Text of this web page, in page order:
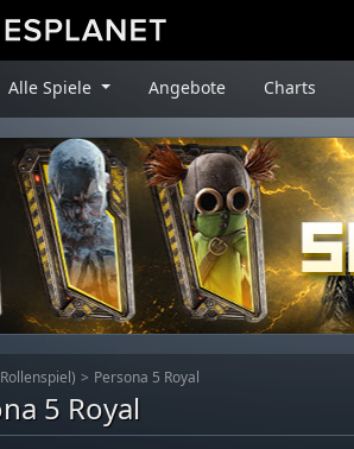
Alle Spiele Angebote Charts
Persona 5 Royal
5 Royal